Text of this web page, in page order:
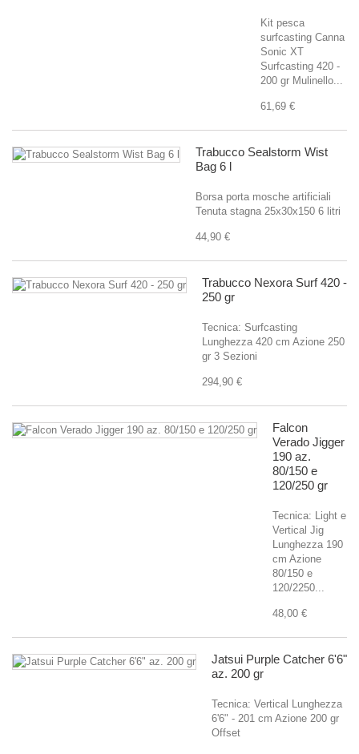
Kit pesca
surfcasting Canna
Sonic XT
Surfcasting 420 -
200 gr Mulinello...
61,69 €
Trabucco Sealstorm Wist
Bag 6 l
Borsa porta mosche artificiali
Tenuta stagna 25x30x150 6 litri
44,90 €
Trabucco Nexora Surf 420 -
250 gr
Tecnica: Surfcasting
Lunghezza 420 cm Azione 250
gr 3 Sezioni
294,90 €
Falcon
Verado Jigger
190 az.
80/150 e
120/250 gr
Tecnica: Light e
Vertical Jig
Lunghezza 190
cm Azione
80/150 e
120/2250...
48,00 €
Jatsui Purple Catcher 6'6"
az. 200 gr
Tecnica: Vertical Lunghezza
6'6" - 201 cm Azione 200 gr
Offset